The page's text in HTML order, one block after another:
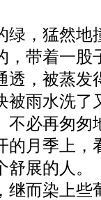
，猛然
带着一
，被蒸发
雨水洗
必再匆
月季上
展的人。
而染上